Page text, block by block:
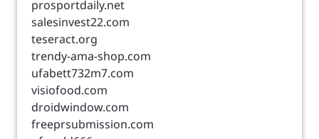
prosportdaily.net
salesinvest22.com
teseract.org
trendy-ama-shop.com
ufabett732m7.com
visiofood.com
droidwindow.com
freeprsubmission.com